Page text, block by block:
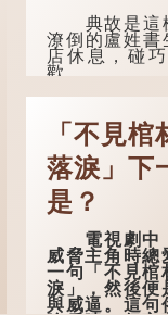
典故是這樣
潦倒的盧姓書
店休息，碰
歡。
但一直未能
泊。於是，道
「不見棺
落淚」下
是？
電視劇中
威脅主角時總
一句「不見棺
淚」，然後便
與威逼。這句